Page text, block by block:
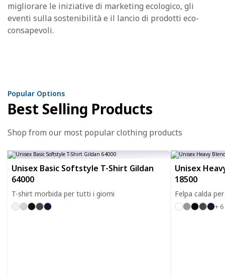
migliorare le iniziative di marketing ecologico, gli
eventi sulla sostenibilità e il lancio di prodotti eco-
consapevoli.
Popular Options
Best Selling Products
Shop from our most popular clothing products
Unisex Basic Softstyle T-Shirt Gildan
64000
T-shirt morbida per tutti i giorni
Unisex
18500
Felpa calda
+ 6